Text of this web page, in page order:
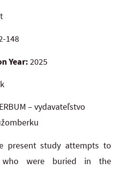
148
Year:2025
– vydavateľstvo
present study attempts to
who were buried in the